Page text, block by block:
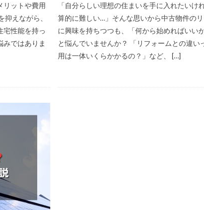
リットや費用
えながら、
宅性能を持っ
みではありま
「自分らしい理想の住まいを手に入れたいけ
算的に難しい…」そんな思いから中古物件の
に興味を持ちつつも、「何から始めればいい
と悩んでいませんか？ 「リフォームとの違い
用は一体いくらかかるの？」など、 […]